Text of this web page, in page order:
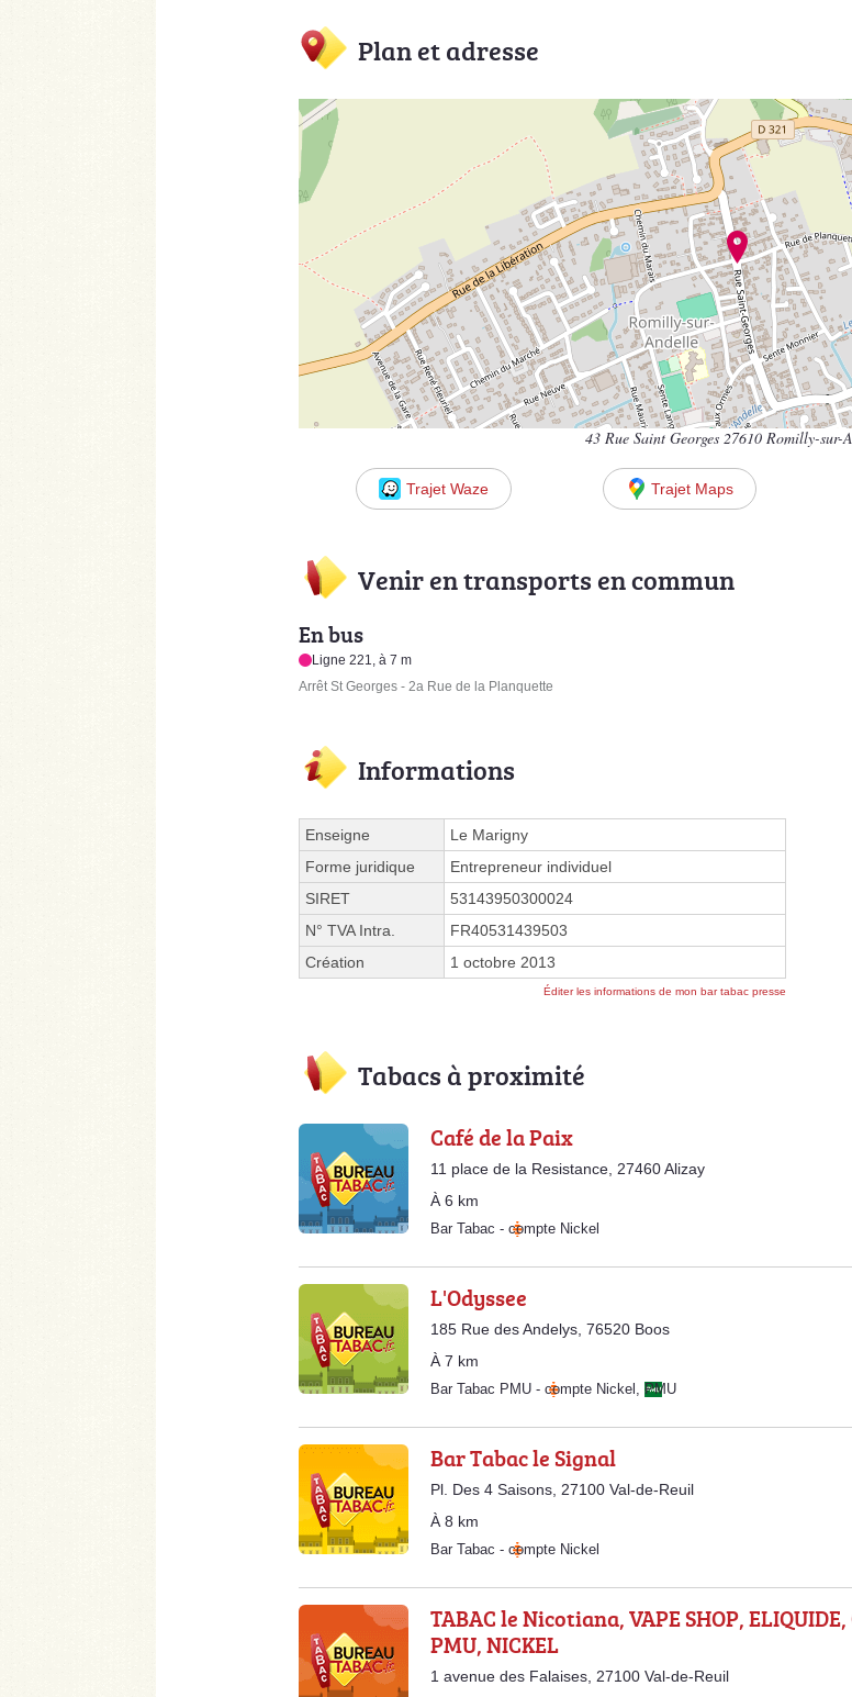
Plan et adresse
43 Rue Saint Georges 27610 Romilly-sur-
Trajet Waze Trajet Maps
Venir en transports en commun
En bus
Ligne 221, à 7 m
Arrêt St Georges - 2a Rue de la Planquette
Informations
Enseigne
Le Marigny
Forme juridique
Entrepreneur individuel
SIRET
53143950300024
N° TVA Intra.
FR40531439503
Création
1 octobre 2013
Éditer les informations de mon bar tabac presse
Tabacs à proximité
Café de la Paix
11 place de la Resistance, 27460 Alizay
À 6 km
Bar Tabac - compte Nickel
L'Odyssee
185 Rue des Andelys, 76520 Boos
À 7 km
Bar Tabac PMU - compte Nickel PMU
Bar Tabac le Signal
Pl. Des 4 Saisons, 27100 Val-de-Reuil
À 8 km
Bar Tabac - compte Nickel
TABAC le Nicotiana, VAPE SHOP, ELIQUIDE,
PMU, NICKEL
1 avenue des Falaises, 27100 Val-de-Reuil